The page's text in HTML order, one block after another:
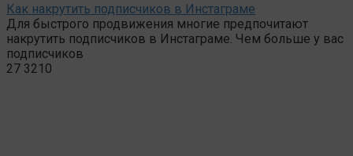
Как накрутить подписчиков в Инстаграме
Для быстрого продвижения многие предпочитают
накрутить подписчиков в Инстаграме. Чем больше у вас
подписчиков
27 3210